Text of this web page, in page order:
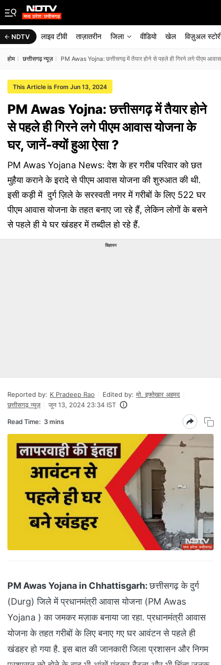
NDTV लाइव टीवी ताज़ातरीन जिला वीडियो खेल विज़ुअल
होम छत्तीसगढ़ न्यूज़ PM Awas Yojna: छत्तीसगढ़ में तैयार होने से पहले ही गिरने लगे पीएम
This Article is From Jun 13, 2024
PM Awas Yojna: छत्तीसगढ़ में तैयार होने
से पहले ही गिरने लगे पीएम आवास योजना के
घर, जानें-क्यों हुआ ऐसा ?
PM Awas Yojana News: देश के हर गरीब परिवार को छत
मुहैया कराने के इरादे से पीएम आवास योजना की शुरुआत की थी.
इसी कड़ी में दुर्ग ज़िले के सरस्वती नगर में गरीबों के लिए 522 घर
पीएम आवास योजना के तहत बनाए जा रहे हैं, लेकिन लोगों के बसने
से पहले ही ये घर खंडहर में तब्दील हो रहे हैं.
विज्ञापन
Reported by: K Pradeep Rao Edited by: मो. इफ्तेखार अहमद
छत्तीसगढ़ न्यूज़
जून 13, 2024 23:34 IST
Read Time: 3 mins
PM Awas Yojana in Chhattisgarh:छत्तीसगढ़ के दुर्ग
(Durg) जिले में प्रधानमंत्री आवास योजना (PM Awas
Yojana ) का जमकर मज़ाक बनाया जा रहा. प्रधानमंत्री आवास
योजना के तहत गरीबों के लिए बनाए गए घर आवंटन से पहले ही
खंडहर हो गया है. इस बात की जानकारी जिला प्रशासन और निगम